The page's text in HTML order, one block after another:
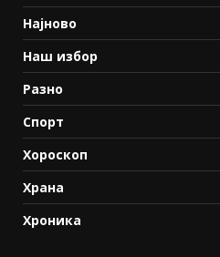
Најново
Наш избор
Разно
Спорт
Хороскоп
Храна
Хроника